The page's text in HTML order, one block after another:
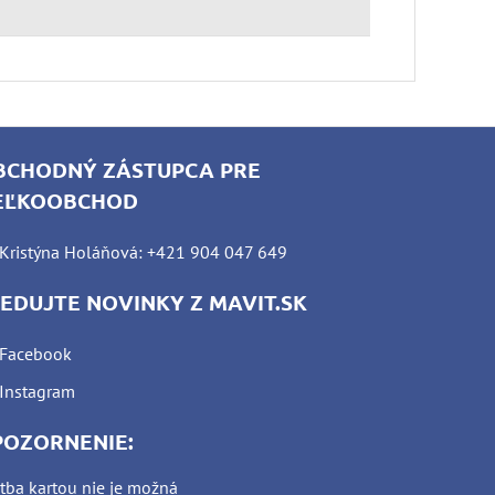
ZÁSTUPCA PRE
Kristýna Holáňová: +421 904 047 649
NOVINKY Z MAVIT.SK
Facebook
Instagram
kartou nie je možná